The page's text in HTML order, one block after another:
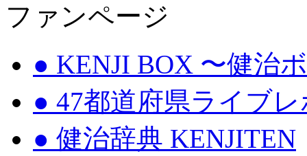
ファンページ
● KENJI BOX 〜健治
● 47都道府県ライブ
● 健治辞典 KENJITEN